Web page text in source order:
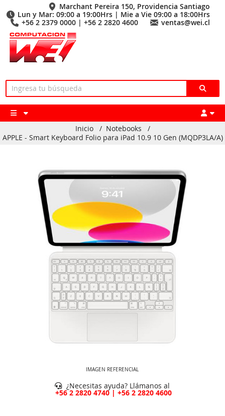
Marchant Pereira 150, Providencia Santiago
Lun y Mar: 09:00 a 19:00Hrs | Mie a Vie 09:00 a 18:00Hrs
+56 2 2379 0000 | +56 2 2820 4600
ventas@wei.cl
Inicio / Notebooks
/
APPLE - Smart Keyboard Folio para iPad 10.9 10 Gen (MQDP3LA/A)
IMAGEN REFERENCIAL
¿Necesitas ayuda? Llámanos al
+56 2 2820 4740 | +56 2 2820 4600